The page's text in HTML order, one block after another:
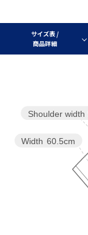
サイズ表 /
商品詳細
Width 60.5cm
Shoulder width